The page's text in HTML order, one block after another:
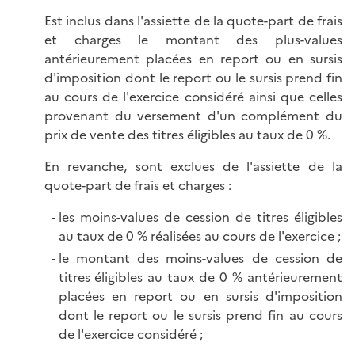
Est inclus dans l'assiette de la quote-part de frais
et charges le montant des plus-values
antérieurement placées en report ou en sursis
d'imposition dont le report ou le sursis prend fin
au cours de l'exercice considéré ainsi que celles
provenant du versement d'un complément du
prix de vente des titres éligibles au taux de 0 %.
En revanche, sont exclues de l'assiette de la
quote-part de frais et charges :
les moins-values de cession de titres éligibles
au taux de 0 % réalisées au cours de l'exercice ;
le montant des moins-values de cession de
titres éligibles au taux de 0 % antérieurement
placées en report ou en sursis d'imposition
dont le report ou le sursis prend fin au cours
de l'exercice considéré ;